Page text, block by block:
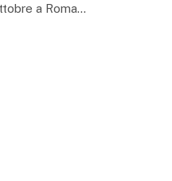
a Roma…